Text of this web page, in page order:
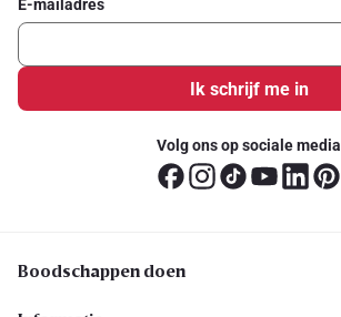
E-mailadres
Ik schrijf me in
Volg ons op sociale media
Boodschappen doen